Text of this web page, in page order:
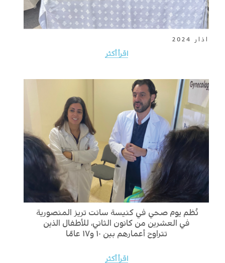
اذار 2024
اقرأ أكثر
نُظم يوم صحي في كنيسة سانت تريز المنصورية
في العشرين من كانون الثاني، للأطفال الذين
تتراوح أعمارهم بين ١٠ و١٧ عامًا
اقرأ أكثر